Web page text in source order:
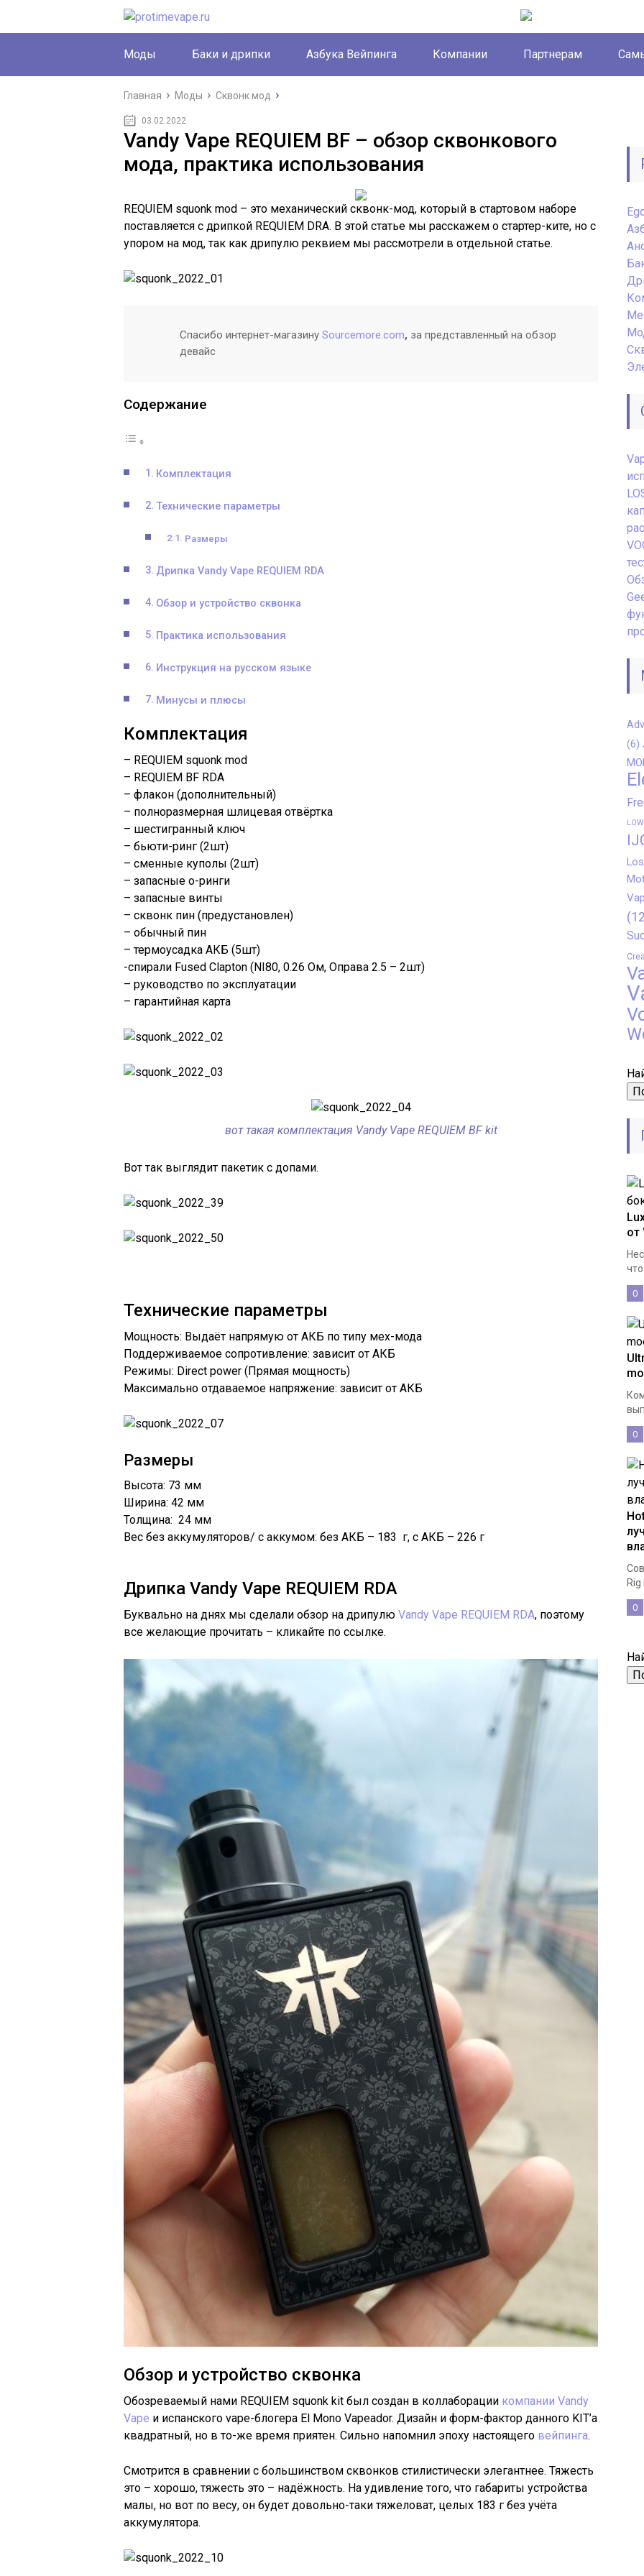
Моды Баки и дрипки Азбука Вейпинга Компании Партнерам
Главная Моды Сквонк мод
03.02.2022
Vandy Vape REQUIEM BF – обзор сквонкового
мода, практика использования
REQUIEM squonk mod – это механический сквонк-мод, который в стартовом наборе
поставляется с дрипкой REQUIEM DRA. В этой статье мы расскажем о стартер-ките, но с
упором на мод, так как дрипулю реквием мы рассмотрели в отдельной статье.
Спасибо интернет-магазину Sourcemore.com, за представленный на обзор
девайс
Содержание
Комплектация
Технические параметры
Размеры
Дрипка Vandy Vape REQUIEM RDA
Обзор и устройство сквонка
Практика использования
Инструкция на русском языке
Минусы и плюсы
Комплектация
– REQUIEM squonk mod
– REQUIEM BF RDA
– флакон (дополнительный)
– полноразмерная шлицевая отвёртка
– шестигранный ключ
– бьюти-ринг (2шт)
– сменные куполы (2шт)
– запасные о-ринги
– запасные винты
– сквонк пин (предустановлен)
– обычный пин
– термоусадка АКБ (5шт)
-спирали Fused Clapton (NI80, 0.26 Ом, Оправа 2.5 – 2шт)
– руководство по эксплуатации
– гарантийная карта
вот такая комплектация Vandy Vape REQUIEM BF kit
Вот так выглядит пакетик с допами.
Технические параметры
Мощность: Выдаёт напрямую от АКБ по типу мех-мода
Поддерживаемое сопротивление: зависит от АКБ
Режимы: Direct power (Прямая мощность)
Максимально отдаваемое напряжение: зависит от АКБ
Размеры
Высота: 73 мм
Ширина: 42 мм
Толщина: 24 мм
Вес без аккумуляторов/ с аккумом: без АКБ – 183 г, с АКБ – 226 г
Дрипка Vandy Vape REQUIEM RDA
Буквально на днях мы сделали обзор на дрипулю Vandy Vape REQUIEM RDA, поэтому
все желающие прочитать – кликайте по ссылке.
Обзор и устройство сквонка
Обозреваемый нами REQUIEM squonk kit был создан в коллаборации компании Vandy
Vape и испанского vape-блогера El Mono Vapeador. Дизайн и форм-фактор данного KIT’а
квадратный, но в то-же время приятен. Сильно напомнил эпоху настоящего вейпинга.
Смотрится в сравнении с большинством сквонков стилистически элегантнее. Тяжесть
это – хорошо, тяжесть это – надёжность. На удивление того, что габариты устройства
малы, но вот по весу, он будет довольно-таки тяжеловат, целых 183 г без учёта
аккумулятора.
(6)
от
0
0
0